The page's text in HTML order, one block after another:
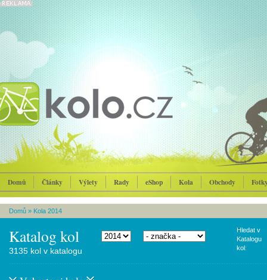
Domů Články Výlety Rady eShop Kola Obchody
Domů » Kola 2014
Katalog kol
Hledat v
Katalogu
kol:
3135 kol v katalogu